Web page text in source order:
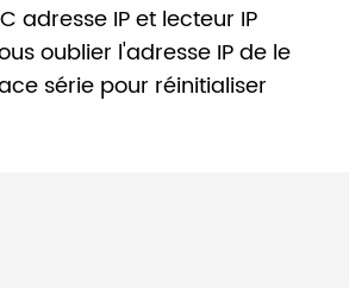
adresse IP et lecteur IP
oublier l'adresse IP de le
série pour réinitialiser